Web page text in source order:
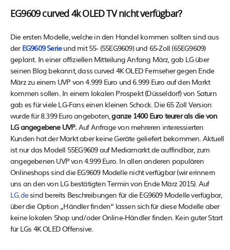
EG9609 curved 4k OLED TV nicht verfügbar?
Die ersten Modelle, welche in den Handel kommen sollten sind aus
der EG9609 Serieund mit 55- (55EG9609) und 65-Zoll (65EG9609)
geplant. In einer offiziellen Mitteilung Anfang März, gab LG über
seinen Blog bekannt, dass curved 4K OLED Fernseher gegen Ende
März zu einem UVP von 4.999 Euro und 6.999 Euro auf den Markt
kommen sollen. In einem lokalen Prospekt (Düsseldorf) von Saturn
gab es für viele LG-Fans einen kleinen Schock. Die 65 Zoll Version
wurde für 8.399 Euro angeboten,ganze 1400 Euro teurer als die von
LG angegebene UVP.Auf Anfrage von mehreren interessierten
Kunden hat der Markt aber keine Geräte geliefert bekommen. Aktuell
ist nur das Modell 55EG9609 auf Mediamarkt.de auffindbar, zum
angegebenen UVP von 4.999 Euro. In allen anderen populären
Onlineshops sind die EG9609 Modelle nicht verfügbar (wir erinnern
uns an den von LG bestätigten Termin von Ende März 2015). Auf
LG.desind bereits Beschreibungen für die EG9609 Modelle verfügbar,
über die Option „Händler finden“ lassen sich für diese Modelle aber
keine lokalen Shop und/oder Online-Händler finden. Kein guter Start
für LGs 4K OLED Offensive.